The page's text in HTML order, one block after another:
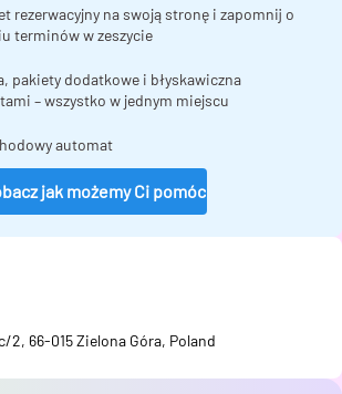
rezerwacyjny na swoją stronę i zapomnij o
terminów w zeszycie
pakiety dodatkowe i błyskawiczna
– wszystko w jednym miejscu
automat
jak możemy Ci pomóc
2, 66-015 Zielona Góra, Poland